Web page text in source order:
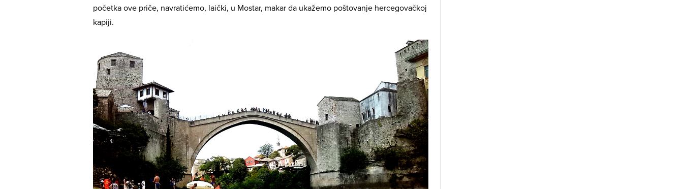
početka ove priče, navratićemo, laički, u Mostar, makar da ukažemo poštovanje hercegovačkoj
kapiji.